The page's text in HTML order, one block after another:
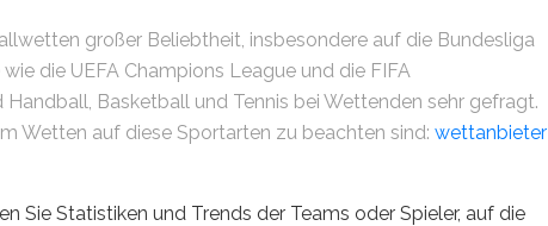
großer Beliebtheit, insbesondere auf die Bundesliga
die UEFA Champions League und die FIFA
Basketball und Tennis bei Wettenden sehr gefragt.
Wetten auf diese Sportarten zu beachten sind: wettanbieter
Sie Statistiken und Trends der Teams oder Spieler, auf die